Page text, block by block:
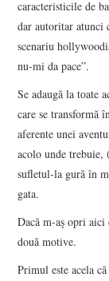
caracteristicile de
dar autoritar atunci
scenariu
nu-mi da pace”.
Se adaugă la toate
care se transformă
aferente unei
acolo unde trebuie,
sufletul-la gură în
gata.
Dacă m-aş opri
două motive.
Primul este acela